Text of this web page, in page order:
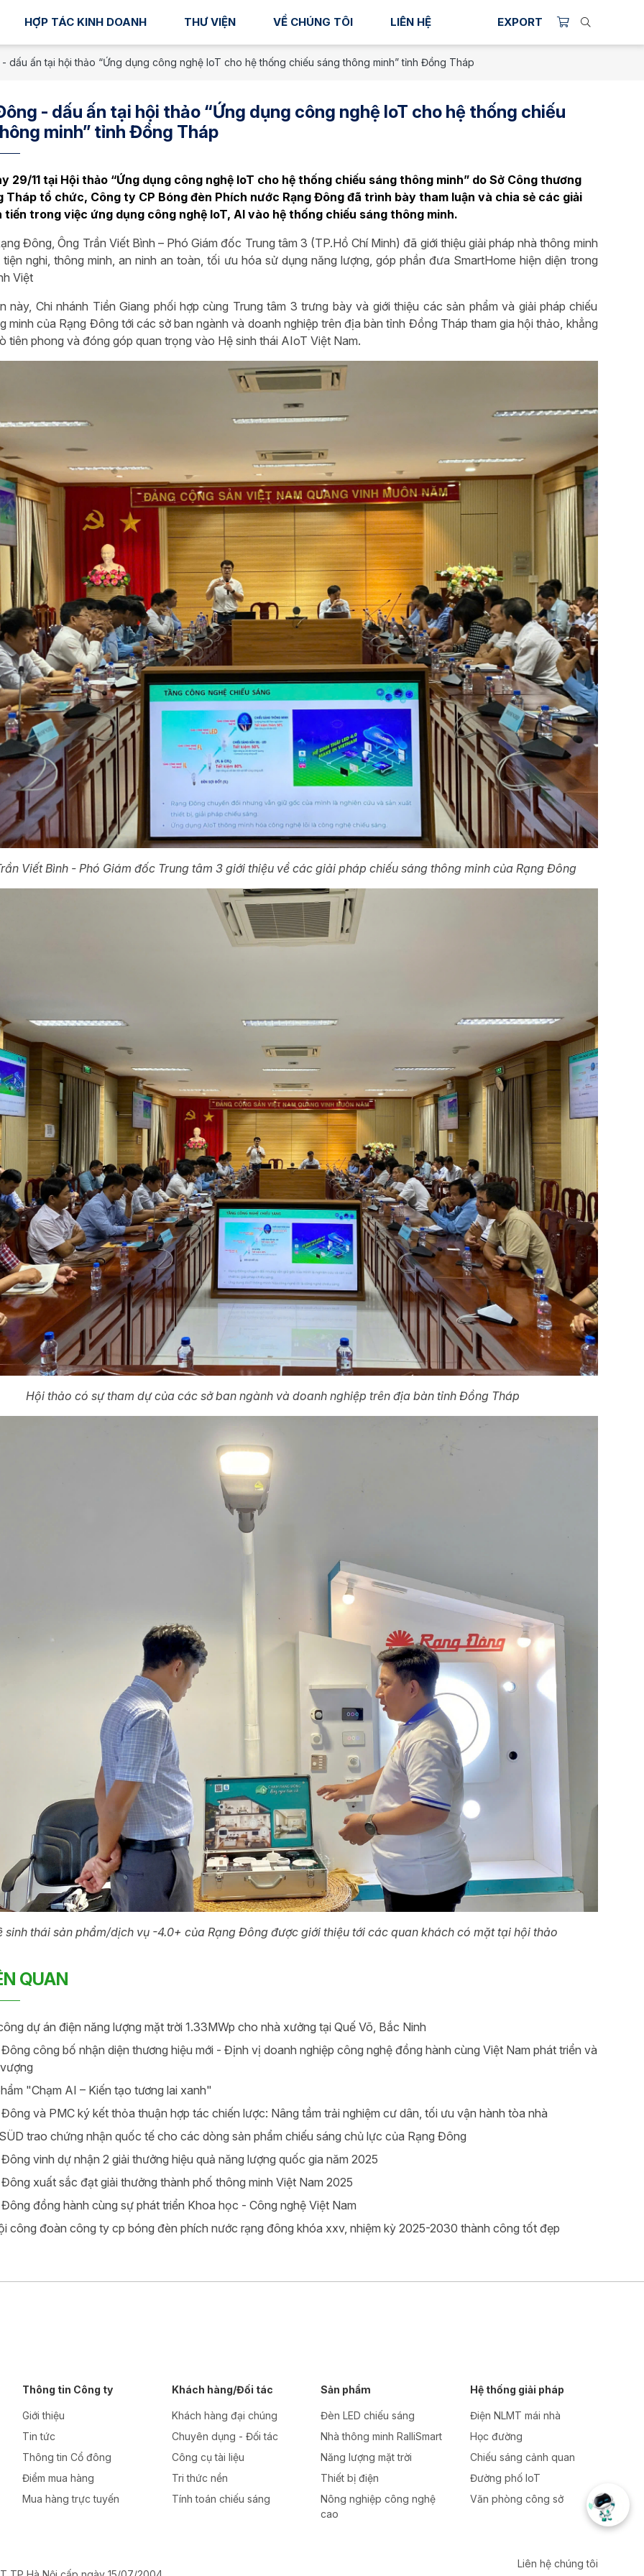
HỢP TÁC KINH DOANH THƯ VIỆN VỀ CHÚNG TÔI LIÊN HỆ EXPORT
dấu ấn tại hội thảo “Ứng dụng công nghệ IoT cho hệ thống chiếu sáng thông minh” tỉnh Đồng Tháp
- dấu ấn tại hội thảo “Ứng dụng công nghệ IoT cho hệ thống chiếu
minh” tỉnh Đồng Tháp
29/11 tại Hội thảo “Ứng dụng công nghệ IoT cho hệ thống chiếu sáng thông minh” do Sở Công thương
Tháp tổ chức, Công ty CP Bóng đèn Phích nước Rạng Đông đã trình bày tham luận và chia sẻ các giải
tiến trong việc ứng dụng công nghệ IoT, AI vào hệ thống chiếu sáng thông minh.
Đông, Ông Trần Viết Bình – Phó Giám đốc Trung tâm 3 (TP.Hồ Chí Minh) đã giới thiệu giải pháp nhà thông minh
tiện nghi, thông minh, an ninh an toàn, tối ưu hóa sử dụng năng lượng, góp phần đưa SmartHome hiện diện trong
Việt
này, Chi nhánh Tiền Giang phối hợp cùng Trung tâm 3 trưng bày và giới thiệu các sản phẩm và giải pháp chiếu
minh của Rạng Đông tới các sở ban ngành và doanh nghiệp trên địa bàn tỉnh Đồng Tháp tham gia hội thảo, khẳng
tiên phong và đóng góp quan trọng vào Hệ sinh thái AIoT Việt Nam.
Viết Bình - Phó Giám đốc Trung tâm 3 giới thiệu về các giải pháp chiếu sáng thông minh của Rạng Đông
Hội thảo có sự tham dự của các sở ban ngành và doanh nghiệp trên địa bàn tỉnh Đồng Tháp
sinh thái sản phẩm/dịch vụ -4.0+ của Rạng Đông được giới thiệu tới các quan khách có mặt tại hội thảo
QUAN
dự án điện năng lượng mặt trời 1.33MWp cho nhà xưởng tại Quế Võ, Bắc Ninh
công bố nhận diện thương hiệu mới - Định vị doanh nghiệp công nghệ đồng hành cùng Việt Nam phát triển và
"Chạm AI – Kiến tạo tương lai xanh"
và PMC ký kết thỏa thuận hợp tác chiến lược: Nâng tầm trải nghiệm cư dân, tối ưu vận hành tòa nhà
trao chứng nhận quốc tế cho các dòng sản phẩm chiếu sáng chủ lực của Rạng Đông
vinh dự nhận 2 giải thưởng hiệu quả năng lượng quốc gia năm 2025
xuất sắc đạt giải thưởng thành phố thông minh Việt Nam 2025
đồng hành cùng sự phát triển Khoa học - Công nghệ Việt Nam
công đoàn công ty cp bóng đèn phích nước rạng đông khóa xxv, nhiệm kỳ 2025-2030 thành công tốt đẹp
Thông tin Công ty
Giới thiệu
Tin tức
Thông tin Cổ đông
Điểm mua hàng
Mua hàng trực tuyến
Khách hàng/Đối tác
Khách hàng đại chúng
Chuyên dụng - Đối tác
Công cụ tài liệu
Tri thức nền
Tính toán chiếu sáng
Sản phẩm
Đèn LED chiếu sáng
Nhà thông minh RalliSmart
Năng lượng mặt trời
Thiết bị điện
Nông nghiệp công nghệ
cao
Hệ thống giải pháp
Điện NLMT mái nhà
Học đường
Chiếu sáng cảnh quan
Đường phố IoT
Văn phòng công sở
Liên hệ chúng tôi